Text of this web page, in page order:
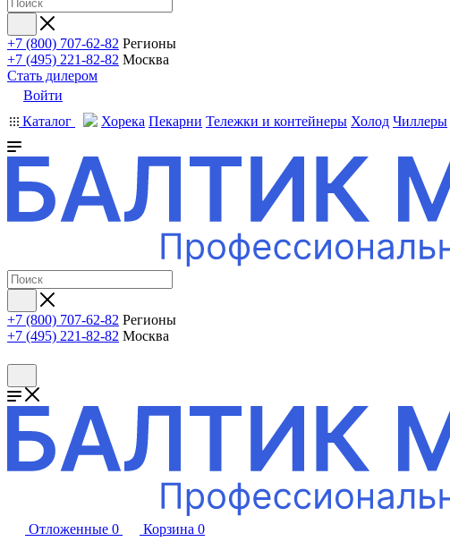
+7 (800) 707-62-82 Регионы
+7 (495) 221-82-82 Москва
Стать дилером
Войти
Каталог
Хорека Пекарни Тележки и контейнеры Холод Чиллеры
+7 (800) 707-62-82 Регионы
+7 (495) 221-82-82 Москва
Отложенные 0 Корзина 0